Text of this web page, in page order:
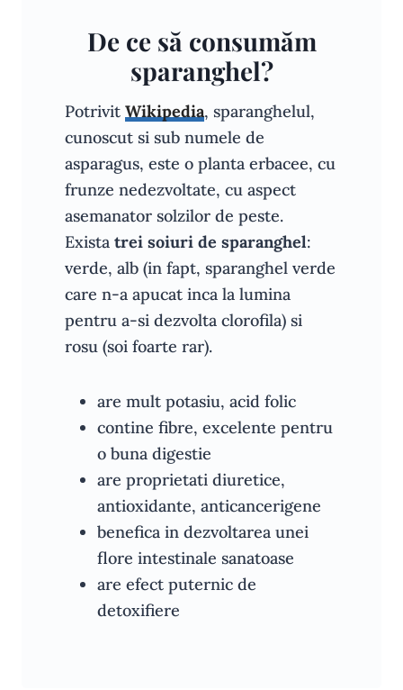
De ce să consumăm
sparanghel?
Potrivit Wikipedia, sparanghelul,
cunoscut si sub numele de
asparagus, este o planta erbacee, cu
frunze nedezvoltate, cu aspect
asemanator solzilor de peste.
Exista trei soiuri de sparanghel:
verde, alb (in fapt, sparanghel verde
care n-a apucat inca la lumina
pentru a-si dezvolta clorofila) si
rosu (soi foarte rar).
are mult potasiu, acid folic
contine fibre, excelente pentru
o buna digestie
are proprietati diuretice,
antioxidante, anticancerigene
benefica in dezvoltarea unei
flore intestinale sanatoase
are efect puternic de
detoxifiere